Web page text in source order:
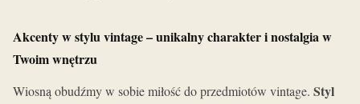
Akcenty w stylu vintage – unikalny charakter i nostalgia w
Twoim wnętrzu
Wiosną obudźmy w sobie miłość do przedmiotów vintage. Styl